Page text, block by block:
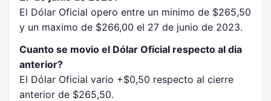
El Dólar Oficial opero entre un minimo de $265,50
y un maximo de $266,00 el 27 de junio de 2023.
Cuanto se movio el Dólar Oficial respecto al dia
anterior?
El Dólar Oficial vario +$0,50 respecto al cierre
anterior de $265,50.